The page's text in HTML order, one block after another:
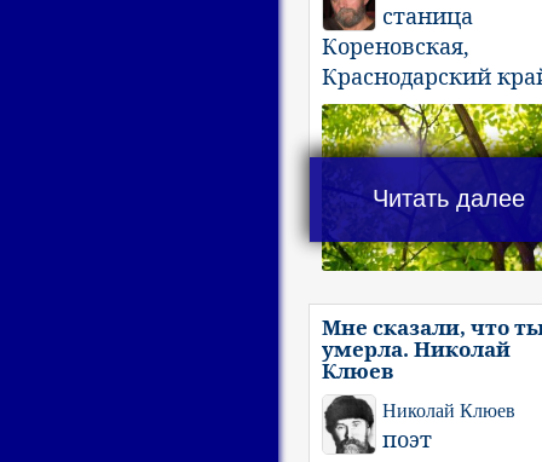
станица
Кореновская,
Краснодарский
Читать далее
Мне сказали, что
умерла. Николай
Клюев
Николай Клюев
поэт